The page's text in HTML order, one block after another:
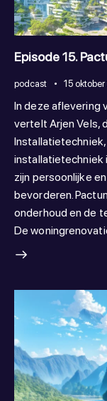
Episode 15.
podcast 15
In deze aflevering
vertelt Arjen Vels,
installatietechniek
zijn persoonlijke
bevorderen.
onderhoud en de
De